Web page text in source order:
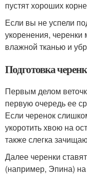
пустят хороших
Если вы не успели
укоренения,
влажной тканью и
Подготовка
Первым делом
первую очередь ее
Если черенок
укоротить хвою на
также слегка
Далее черенки
(например, Эпина) на